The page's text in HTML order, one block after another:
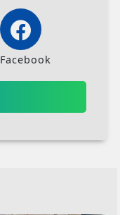
Facebook